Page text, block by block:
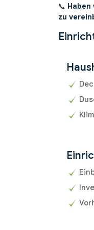
📞
zu